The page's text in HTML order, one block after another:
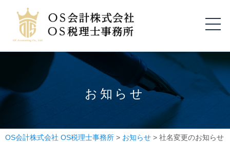
お知らせ
OS会計株式会社 OS税理士事務所 > お知らせ > 社名変更のお知らせ